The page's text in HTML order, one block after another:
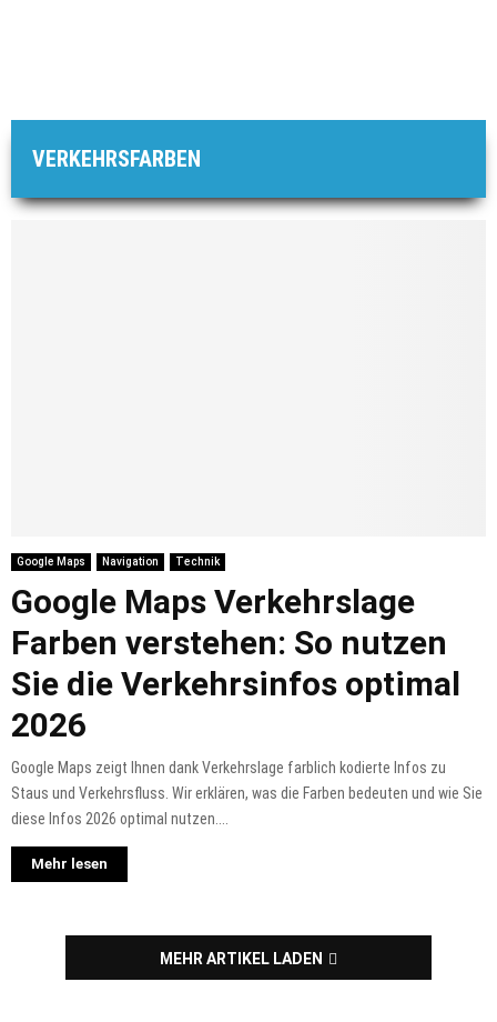
VERKEHRSFARBEN
Google Maps Navigation Technik
Google Maps Verkehrslage
Farben verstehen: So nutzen
Sie die Verkehrsinfos optimal
2026
Google Maps zeigt Ihnen dank Verkehrslage farblich kodierte Infos zu
Staus und Verkehrsfluss. Wir erklären, was die Farben bedeuten und wie Sie
diese Infos 2026 optimal nutzen....
Mehr lesen
MEHR ARTIKEL LADEN